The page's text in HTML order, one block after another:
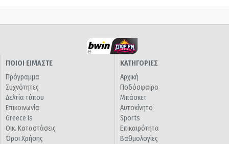
ΠΟΙΟΙ ΕΙΜΑΣΤΕ
Πρόγραμμα
Συχνότητες
Δελτία τύπου
Επικοινωνία
Greece Is
Οικ. Καταστάσεις
Όροι Χρήσης
ΚΑΤΗΓΟΡΙΕΣ
Αρχική
Ποδόσφαιρο
Μπάσκετ
Αυτοκίνητο
Sports
Επικαιρότητα
Βαθμολογίες